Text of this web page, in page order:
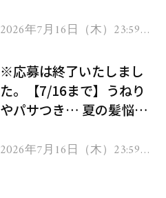
ヘアドライヤー ジュエル
2026年7月16日（木）23:59ま
※応募は終了いたしまし
た。【7/16まで】うねり
やパサつき… 夏の髪悩み
ムを13名様にプレゼン
2026年7月16日（木）23:59ま